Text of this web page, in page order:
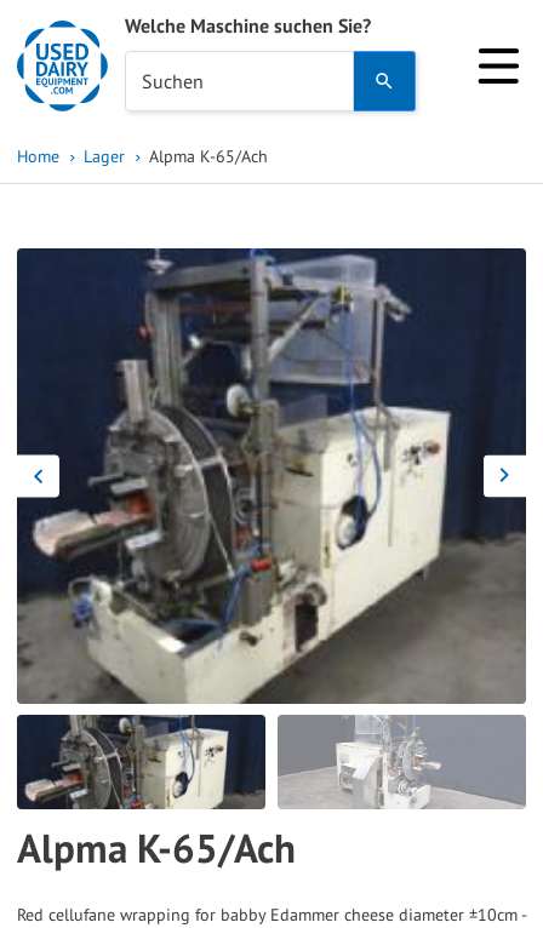
Welche Maschine suchen Sie?
Suchen
to
select
a
result.
Press
enter
to
go
to
the
selected
search
result.
Touch
users
can
use
and
Home Lager Alpma K-65/Ach
Alpma K-65/Ach
Red cellufane wrapping for babby Edammer cheese diameter ±10cm -